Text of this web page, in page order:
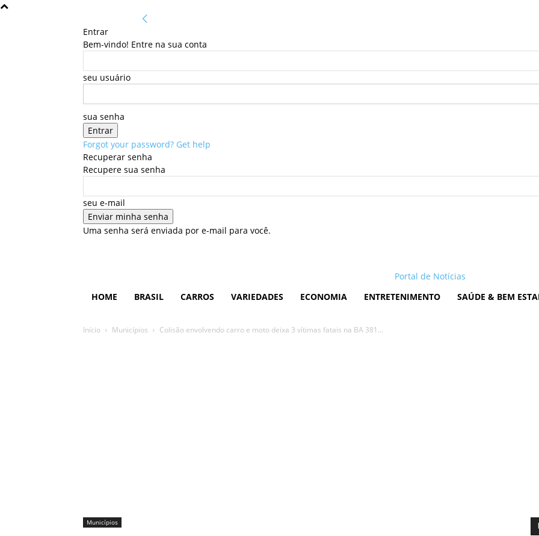
Entrar
Bem-vindo! Entre na sua conta
seu usuário
sua senha
Forgot your password? Get help
Recuperar senha
Recupere sua senha
seu e-mail
Uma senha será enviada por e-mail para você.
Portal de Notícias
HOME
BRASIL CARROS VARIEDADES ECONOMIA ENTRETENIMENTO SAÚDE & BEM
Início Municípios Colisão envolvendo carro e moto deixa 3 vítimas fatais na BA 381...
Municípios